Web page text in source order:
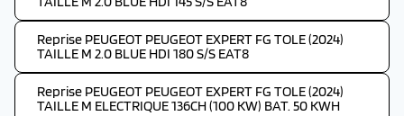
Reprise PEUGEOT PEUGEOT EXPERT FG TOLE (2024)
TAILLE M 2.0 BLUE HDI 180 S/S EAT8
Reprise PEUGEOT PEUGEOT EXPERT FG TOLE (2024)
TAILLE M ELECTRIQUE 136CH (100 KW) BAT. 50 KWH